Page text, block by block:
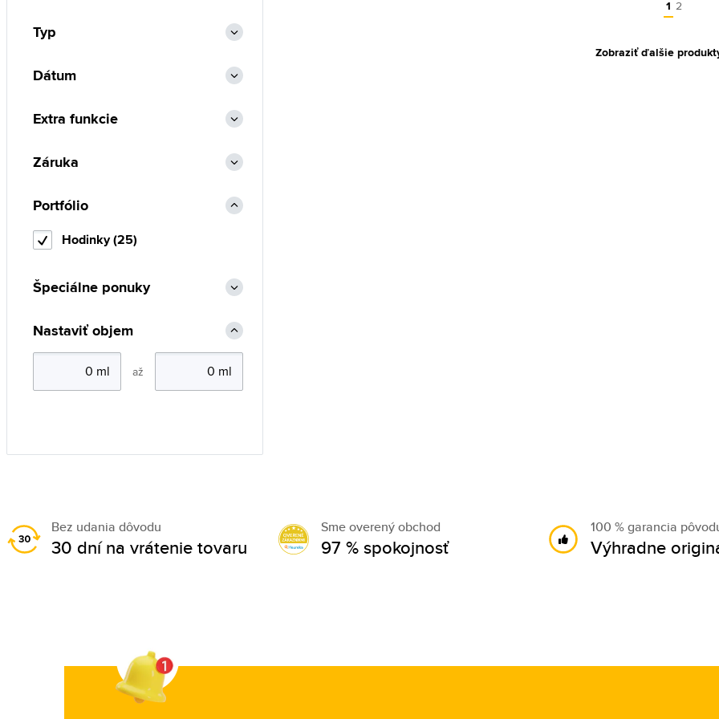
1 2
Zobraziť ďalšie
Typ
Dátum
Extra funkcie
Záruka
Portfólio
Hodinky (25)
Špeciálne ponuky
Nastaviť objem
až
Bez udania dôvodu
30 dní na vrátenie tovaru
Sme overený obchod
97 % spokojnosť
100 % garancia
Výhradne